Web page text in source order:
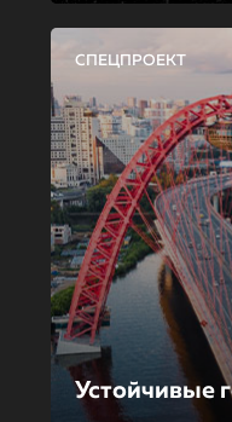
СПЕЦПРОЕКТ
Устойчивые